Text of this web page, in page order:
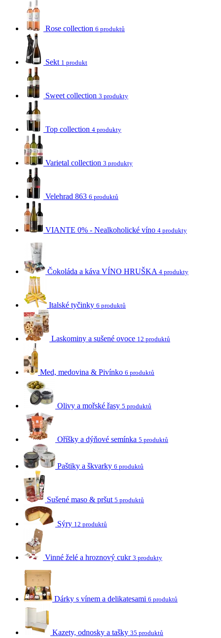
Rose collection 6 produktů
Sekt 1 produkt
Sweet collection 3 produkty
Top collection 4 produkty
Varietal collection 3 produkty
Velehrad 863 6 produktů
VIANTE 0% - Nealkoholické víno 4 produkty
Čokoláda a káva VÍNO HRUŠKA 4 produkty
Italské tyčinky 6 produktů
Laskominy a sušené ovoce 12 produktů
Med, medovina & Pivínko 6 produktů
Olivy a mořské řasy 5 produktů
Oříšky a dýňové semínka 5 produktů
Paštiky a škvarky 6 produktů
Sušené maso & pršut 5 produktů
Sýry 12 produktů
Vinné želé a hroznový cukr 3 produkty
Dárky s vínem a delikatesami 6 produktů
Kazety, odnosky a tašky 35 produktů